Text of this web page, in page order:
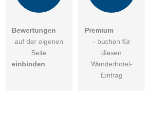
Bewertungen
auf der eigenen
Seite
einbinden
Premium
- buchen für
diesen
Wanderhotel-
Eintrag